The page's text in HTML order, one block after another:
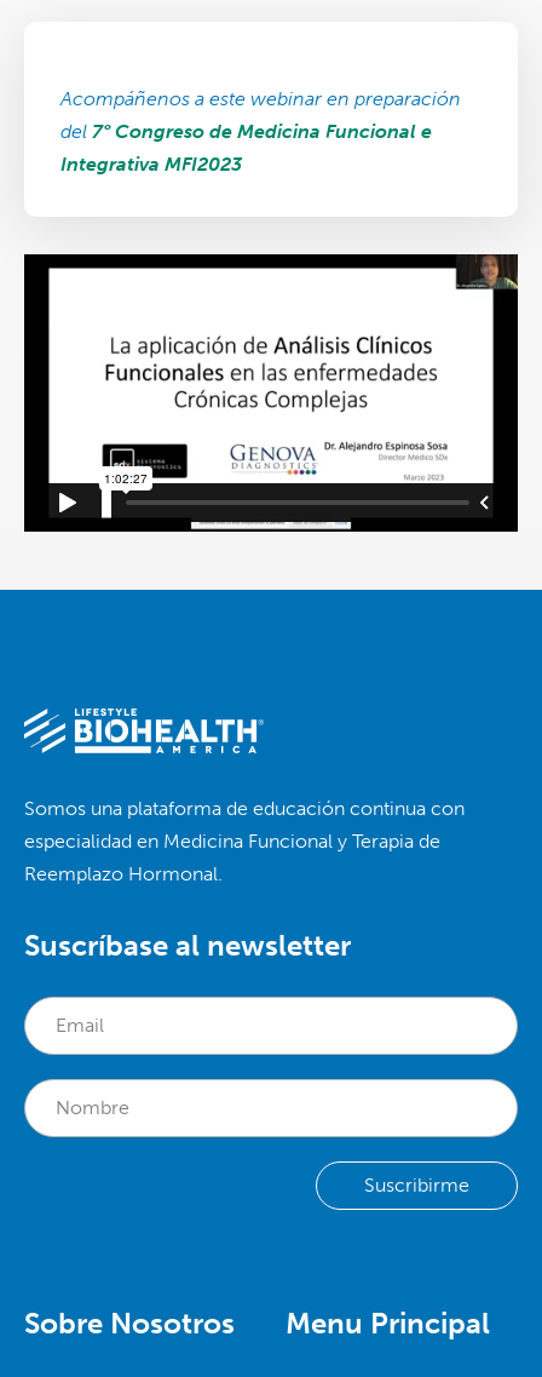
Acompáñenos a este webinar en preparación
del 7° Congreso de Medicina Funcional e
Integrativa MFI2023
Somos una plataforma de educación continua con
especialidad en Medicina Funcional y Terapia de
Reemplazo Hormonal.
Suscríbase al newsletter
Sobre Nosotros Menu Principal